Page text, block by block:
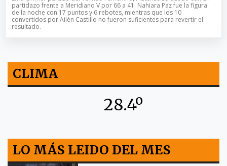
partidazo frente a Meridiano V por 66 a 41. Nahiara Paz fue la figura
de la noche con 17 puntos y 6 rebotes, mientras que los 10
convertidos por Ailén Castillo no fueron suficientes para revertir el
resultado.
CLIMA
28.4º
LO MÁS LEIDO DEL MES